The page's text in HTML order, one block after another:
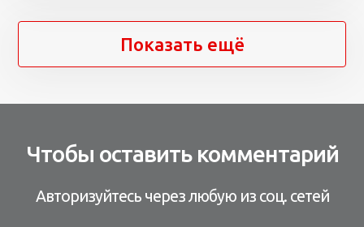
Показать ещё
Чтобы оставить комментарий
Авторизуйтесь через любую из соц. сетей